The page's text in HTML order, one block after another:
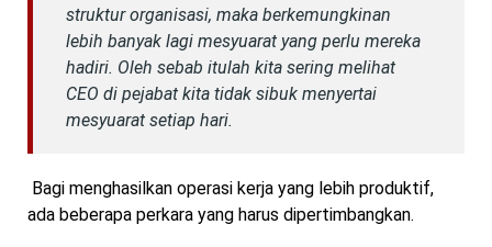
struktur organisasi, maka berkemungkinan
lebih banyak lagi mesyuarat yang perlu mereka
hadiri. Oleh sebab itulah kita sering melihat
CEO di pejabat kita tidak sibuk menyertai
mesyuarat setiap hari.
Bagi menghasilkan operasi kerja yang lebih produktif,
ada beberapa perkara yang harus dipertimbangkan.